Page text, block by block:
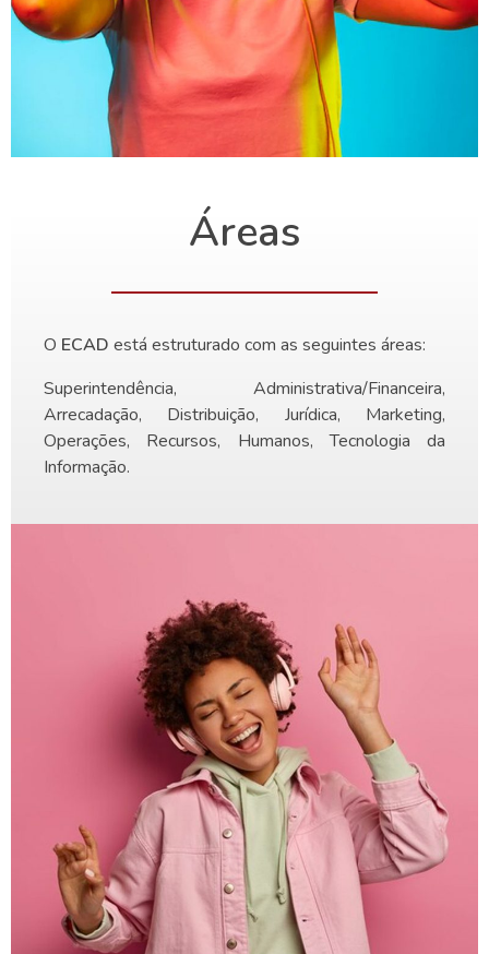
Áreas
O ECAD está estruturado com as seguintes áreas:
Superintendência, Administrativa/Financeira,
Arrecadação, Distribuição, Jurídica, Marketing,
Operações, Recursos, Humanos, Tecnologia da
Informação.